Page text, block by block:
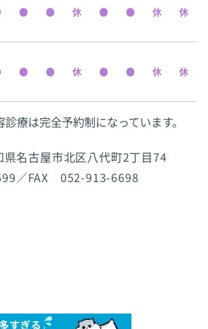
療は完全予約制になっています。
名古屋市北区八代町2丁目74
／FAX 052-913-6698